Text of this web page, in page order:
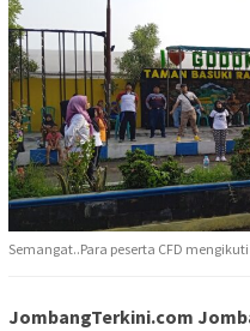
Semangat..Para peserta CFD
JombangTerkini.com